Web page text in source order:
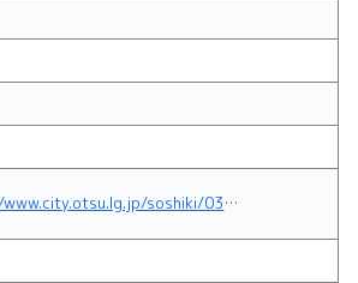
https://www.city.otsu.lg.jp/soshiki/035/1809/g/koen/koen/1387446057398.html